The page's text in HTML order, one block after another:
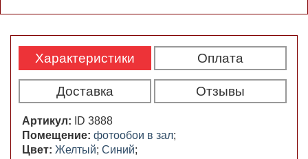
Характеристики Оплата
Доставка Отзывы
Артикул:
ID 3888
Помещение: фотообои в зал;
Цвет: Желтый; Синий;